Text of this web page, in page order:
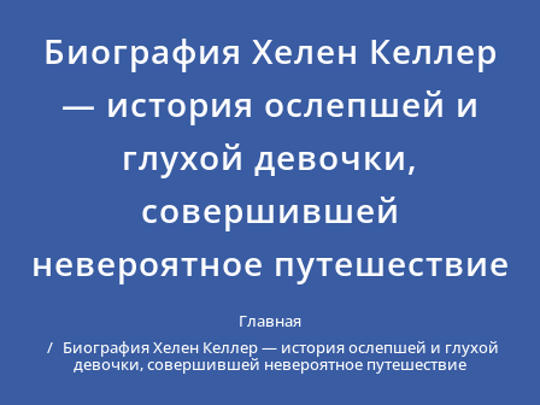
Биография Хелен Келлер
— история ослепшей и
глухой девочки,
совершившей
невероятное путешествие
Главная
Биография Хелен Келлер — история ослепшей и глухой
девочки, совершившей невероятное путешествие